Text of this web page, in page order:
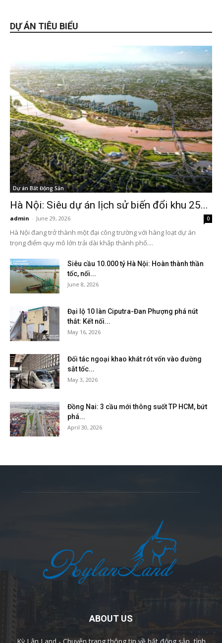
DỰ ÁN TIÊU BIỂU
Dự án Bất Động Sản
Hà Nội: Siêu dự án lịch sử biến đổi khu 25...
admin - June 29, 2026 0
Hà Nội đang trở thành một đại công trường với hàng loạt dự án
trọng điểm quy mô lớn trải dài khắp thành phố....
Siêu cầu 10.000 tỷ Hà Nội: Hoàn thành thần
tốc, nối...
June 8, 2026
Đại lộ 10 làn Ciputra-Đan Phượng phá nút
thắt: Kết nối...
May 16, 2026
Đối tác ngoại khao khát rót vốn vào đường
sắt tốc...
May 3, 2026
Đồng Nai: 3 cầu mới thông suốt TP HCM, bứt
phá...
April 30, 2026
ABOUT US